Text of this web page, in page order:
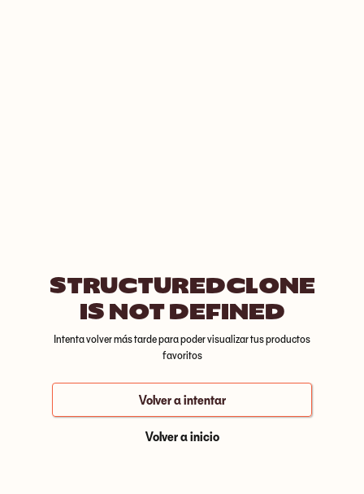
STRUCTUREDCLONE
IS NOT DEFINED
Intenta volver más tarde para poder visualizar tus productos
favoritos
Volver a intentar
Volver a inicio